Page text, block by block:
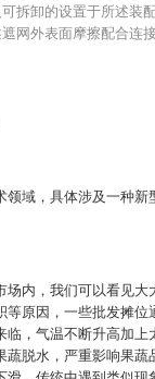
领域，具体涉及一种新
场内，我们可以看见大
等原因，一些批发摊位
临，气温不断升高加上
蔬脱水，严重影响果蔬
拆卸的设置于所述装
网外表面摩擦配合连接